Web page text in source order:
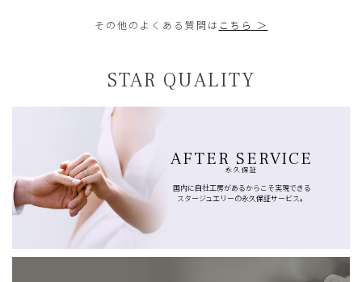
その他のよくある質問は こちら ＞
STAR QUALITY
AFTER SERVICE
永久保証
国内に自社工房があるからこそ実現できる
スタージュエリーの永久保証サービス。